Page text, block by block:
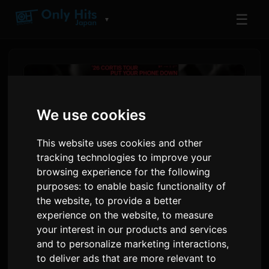
We use cookies
This website uses cookies and other
tracking technologies to improve your
browsing experience for the following
purposes:to enable basic functionality of
the website,to provide a better
experience on the website,to measure
your interest in our products and services
and to personalize marketing interactions,
to deliver ads that are more relevant to
▼ ☰
CORTIS Công Bố Chuyến Lưu
Diễn Thế Giới Đầu Tiên 'PUT
YOUR PHONE DOWN'